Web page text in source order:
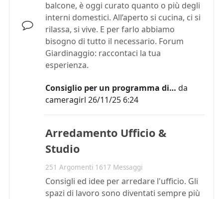
balcone, è oggi curato quanto o più degli
interni domestici. All’aperto si cucina, ci si
rilassa, si vive. E per farlo abbiamo
bisogno di tutto il necessario. Forum
Giardinaggio: raccontaci la tua
esperienza.
Consiglio per un programma di… da
cameragirl 26/11/25 6:24
Arredamento Ufficio &
Studio
251 Argomenti 1617 Messaggi
Consigli ed idee per arredare l'ufficio. Gli
spazi di lavoro sono diventati sempre più